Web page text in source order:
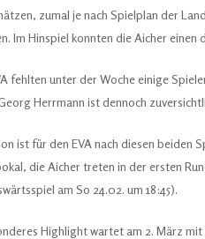
zumal je nach Spielplan der
Im Hinspiel konnten die Aicher einen
fehlten unter der Woche einige
Herrmann ist dennoch
ist für den EVA nach diesen beiden
die Aicher treten in der ersten
am So 24.02. um 18:45).
Highlight wartet am 2. März